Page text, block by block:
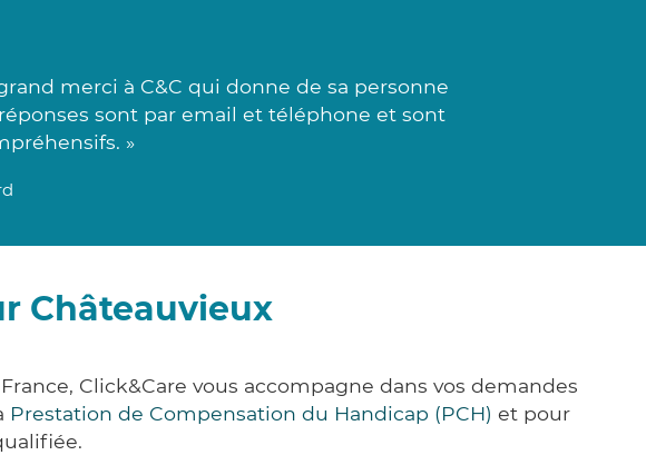
merci à C&C qui donne de sa personne
sont par email et téléphone et sont
»
Châteauvieux
Click&Care vous accompagne dans vos demandes
Prestation de Compensation du Handicap (PCH) et pour